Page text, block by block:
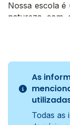
Nossa escola é
natureza com
recreação,
etária com
espaço ainda
sanitários
bebedouros .
As
Todas as